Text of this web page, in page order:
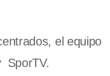
el equipo
SporTV.